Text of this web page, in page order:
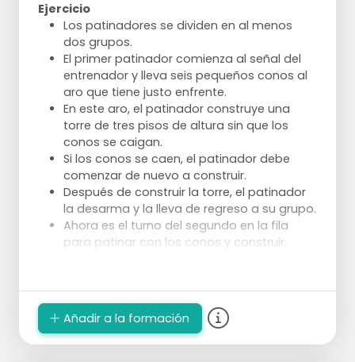
Ejercicio
Los patinadores se dividen en al menos
dos grupos.
El primer patinador comienza al señal del
entrenador y lleva seis pequeños conos al
aro que tiene justo enfrente.
En este aro, el patinador construye una
torre de tres pisos de altura sin que los
conos se caigan.
Si los conos se caen, el patinador debe
comenzar de nuevo a construir.
Después de construir la torre, el patinador
la desarma y la lleva de regreso a su grupo.
Ahora es el turno del segundo en la fila
para patinar con los conos y construir.
Añadir a la formación